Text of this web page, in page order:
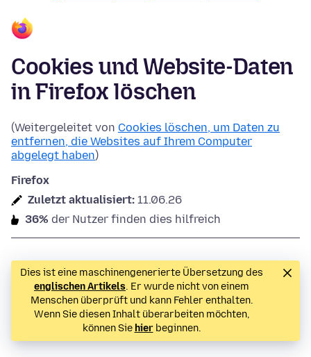
Cookies und Website-Daten
in Firefox löschen
(Weitergeleitet von Cookies löschen, um Daten zu
entfernen, die Websites auf Ihrem Computer
abgelegt haben)
Firefox
Zuletzt aktualisiert: 11.06.26
36% der Nutzer finden dies hilfreich
Dies ist eine maschinengenerierte Übersetzung des
englischen Artikels. Er wurde nicht von einem
Menschen überprüft und kann Fehler enthalten.
Wenn Sie diesen Inhalt überarbeiten möchten,
können Sie hierbeginnen.